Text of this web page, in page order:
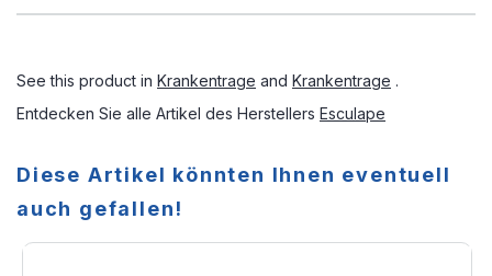
See this product in Krankentrage and Krankentrage .
Entdecken Sie alle Artikel des Herstellers Esculape
Diese Artikel könnten Ihnen eventuell
auch gefallen!